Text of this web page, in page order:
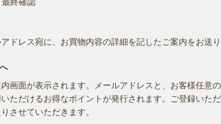
ドレス宛に、お買物内容の詳細を記したご案内をお送り
画面が表示されます。メールアドレスと、お客様任意
ただけるお得なポイントが発行されます。ご登録いた
させていただきます。